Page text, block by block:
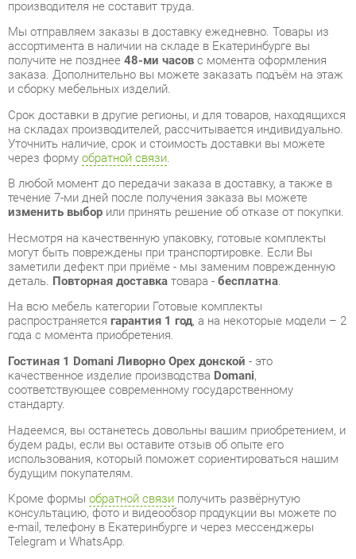
получите не позднее48-ми часовс момента оформления
и сборку мебельных изделий.
Срок доставки в другие регионы, и для товаров, находящихся
на складах производителей, рассчитывается индивидуально.
Уточнить наличие, срок и стоимость доставки вы можете
В любой момент до передачи заказа в доставку, а также в
течение 7-ми дней после получения заказа вы можете
изменить выборили принять решение об отказе от покупки.
Несмотря на качественную упаковку, готовые комплекты
могут быть повреждены при транспортировке. Если Вы
заметили дефект при приёме - мы заменим поврежденную
Повторная доставка товара -
На всю мебель категории Готовые комплекты
распространяетсягарантия 1 год, а на некоторые модели – 2
года с момента приобретения.
Гостиная 1 Domani Ливорно Орех донской
качественное изделие производстваDomani,
соответствующее современному государственному
стандарту.
Надеемся, вы останетесь довольны вашим приобретением, и
будем рады, если вы оставите отзыв об опыте его
использования, который поможет сориентироваться нашим
будущим покупателям.
Кроме формы обратной связиполучить развёрнутую
консультацию, фото и видеообзор продукции вы можете по
e-mail, телефону в Екатеринбурге и через мессенджеры
Telegram и WhatsApp.
Готовые комплекты также можно сравнить между собой в
нашем шоу-руме и купить Гостиная 1 Domani Ливорно Орех
донской, самостоятельно забрав его с нашего центрального
склада в г. Екатеринбург. Полный список адресов и
магазинов смотрите на странице